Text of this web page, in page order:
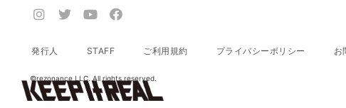
発行人 STAFF ご利用規約 プライバシーポリシー お
©️rezonance LLC. All rights reserved.